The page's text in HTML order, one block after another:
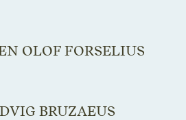
OLOF FORSELIUS
BRUZAEUS